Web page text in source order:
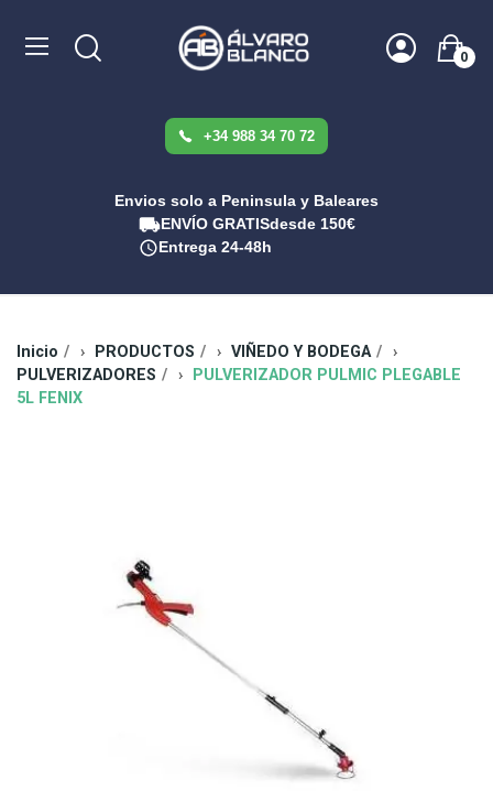
0
+34 988 34 70 72
Envios solo a Peninsula y Baleares
ENVÍO GRATISdesde 150€
Entrega 24-48h
Inicio PRODUCTOS
VIÑEDO Y BODEGA
PULVERIZADORES
PULVERIZADOR PULMIC PLEGABLE
5L FENIX